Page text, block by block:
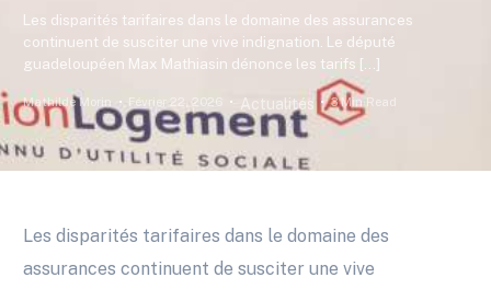
Les disparités tarifaires dans le domaine des assurances
continuent de susciter une vive indignation. Le député
guadeloupéen Max Mathiasin dénonce les tarifs […]
Mathilde Morin Février 22, 2026 Actualités 3 Min Read
Les disparités tarifaires dans le domaine des
assurances continuent de susciter une vive